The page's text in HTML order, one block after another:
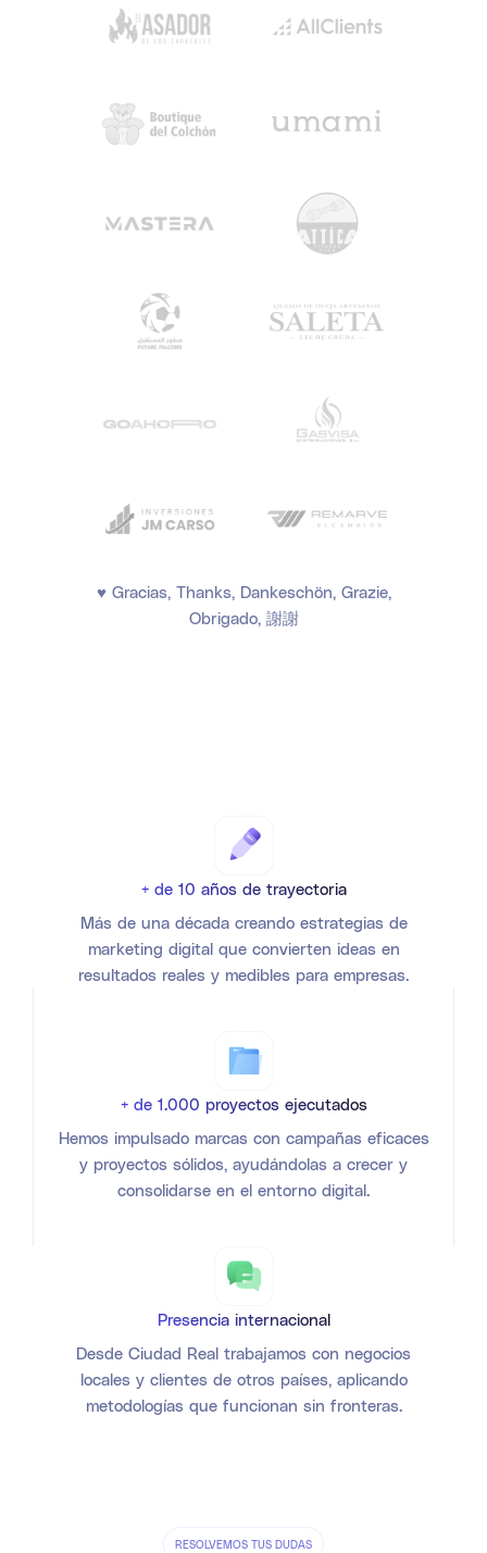
♥ Gracias, Thanks, Dankeschön, Grazie,
Obrigado, 謝謝
+ de 10 años de trayectoria
Más de una década creando estrategias de
marketing digital que convierten ideas en
resultados reales y medibles para empresas.
+ de 1.000 proyectos ejecutados
Hemos impulsado marcas con campañas eficaces
y proyectos sólidos, ayudándolas a crecer y
consolidarse en el entorno digital.
Presencia internacional
Desde Ciudad Real trabajamos con negocios
locales y clientes de otros países, aplicando
metodologías que funcionan sin fronteras.
RESOLVEMOS TUS DUDAS